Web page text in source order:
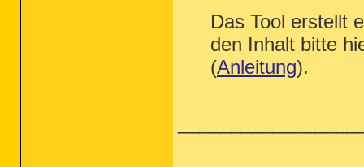
Das Tool erstellt
den Inhalt bitte
(Anleitung).